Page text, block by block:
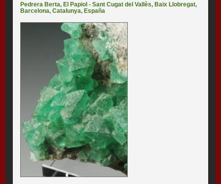
Pedrera Berta,El Papiol - Sant Cugat del Vallès,Baix Llobregat,
Barcelona,Catalunya,España